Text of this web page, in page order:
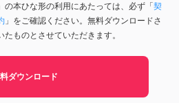
の本ひな形の利用にあたっては、必ず「契
」をご確認ください。無料ダウンロードさ
ものとさせていただきます。
ダウンロード